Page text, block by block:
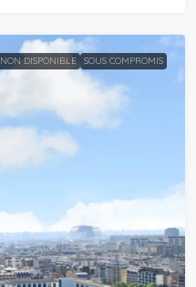
NON DISPONIBLE SOUS COMPROMIS